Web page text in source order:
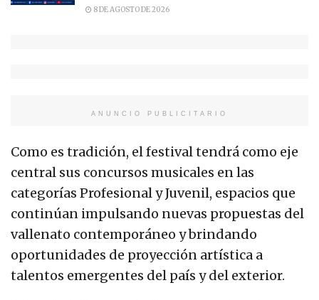
8 DE AGOSTO DE 2026
ANUNCIO PUBLICITARIO
Como es tradición, el festival tendrá como eje
central sus concursos musicales en las
categorías Profesional y Juvenil, espacios que
continúan impulsando nuevas propuestas del
vallenato contemporáneo y brindando
oportunidades de proyección artística a
talentos emergentes del país y del exterior.